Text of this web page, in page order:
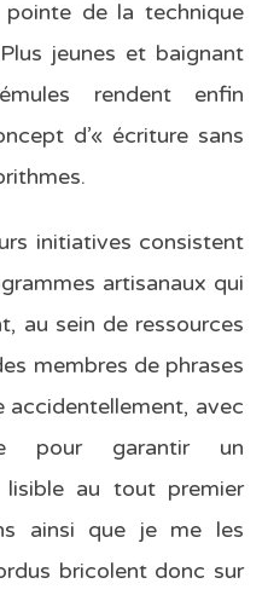
pointe de la technique
jeunes et baignant
rendent enfin
d’« écriture sans
initiatives consistent
artisanaux qui
au sein de ressources
membres de phrases
accidentellement, avec
pour garantir un
au tout premier
ainsi que je me les
bricolent donc sur